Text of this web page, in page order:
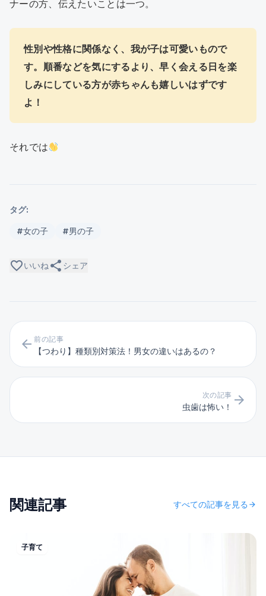
ナーの方、伝えたいことは一つ。
性別や性格に関係なく、我が子は可愛いもので
す。順番などを気にするより、早く会える日を楽
しみにしている方が赤ちゃんも嬉しいはずです
よ！
それでは
タグ:
#女の子
#男の子
favorite_borderいいねshare シェア
arrow_back 前の記事
【つわり】種類別対策法！男女の違いはあるの？
次の記事
虫歯は怖い！ arrow_forward
関連記事 すべての記事を見る arrow_forward
子育て